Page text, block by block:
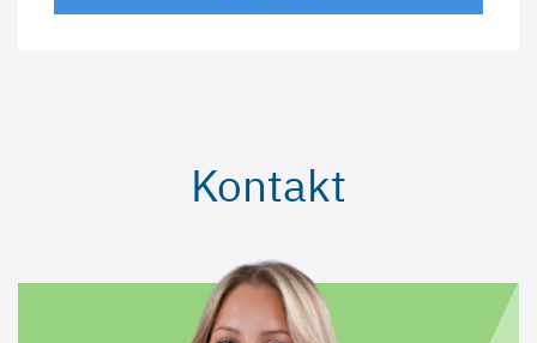
Kontakt